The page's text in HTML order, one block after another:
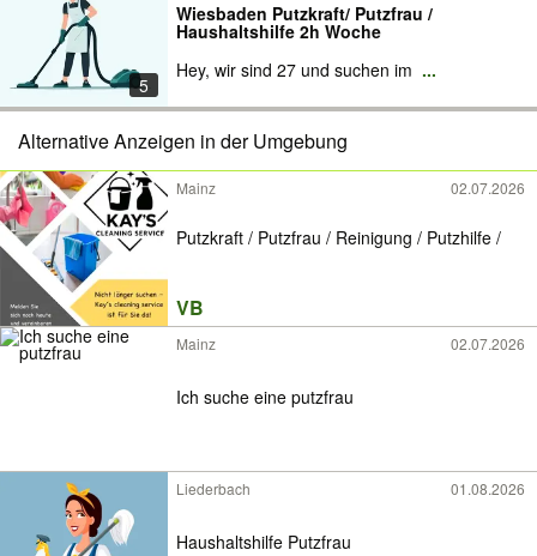
5
Wiesbaden Putzkraft/ Putzfrau /
Haushaltshilfe 2h Woche
Hey, wir sind 27 und suchen im ...
Alternative Anzeigen in der Umgebung
Mainz 02.07.2026
Putzkraft / Putzfrau / Reinigung / Putzhilfe /
VB
Mainz 02.07.2026
Ich suche eine putzfrau
Liederbach 01.08.2026
Haushaltshilfe Putzfrau